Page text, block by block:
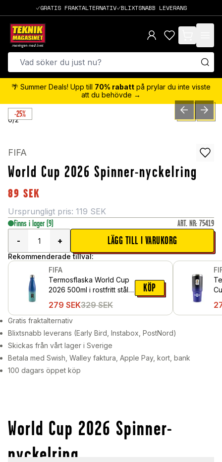
GRATIS FRAKTALTERNATIV BLIXTSNABB LEVERANS
items in cart,
🌴 Summer Deals! Upp till 70% rabatt på prylar du inte visste
att du behövde →
-25%
0/2 PREVIOUSNEXT
FIFA
World Cup 2026 Spinner-nyckelring
89 SEK
Ursprungligt pris: 119 SEK
Finns i lager (9) ART. NR: 75419
-
+ LÄGG TILL I VARUKORG
Rekommenderade tillval:
FIFA
Termosflaska World Cup
2026 500ml i rostfritt stål,
279 SEK329 SEK
KÖP
Gratis fraktalternativ
Blixtsnabb leverans (Early Bird, Instabox, PostNord)
Skickas från vårt lager i Sverige
Betala med Swish, Walley faktura, Apple Pay, kort, bank
100 dagars öppet köp
World Cup 2026 Spinner-
nyckelring